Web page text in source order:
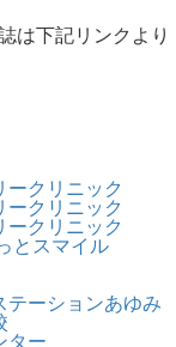
は下記リンクより
クリニック
クリニック
クリニック
とスマイル
テーションあゆみ
ター